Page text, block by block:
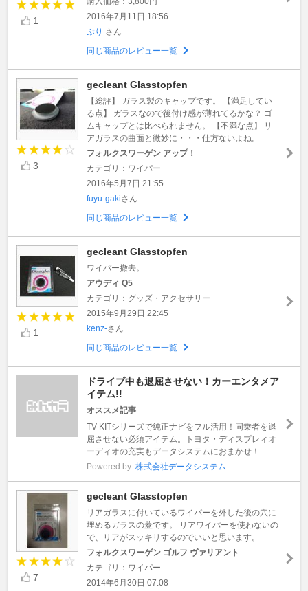
1
2016年7月11日 18:56
ぶり. さん
同じ商品のレビュー一覧
3
gecleant Glasstopfen
【総評】 ガラス製のキャップです。 【満足してい
る点】 ガラスなので後付け感が薄れてるかな？ ゴ
ムキャップとは比べられません。 【不満な点】 リ
アガラスの曲面と微妙に・・・仕方ないよね。
フォルクスワーゲン アップ！
カテゴリ：ワイパー
2016年5月7日 21:55
fuyu-gakiさん
同じ商品のレビュー一覧
1
gecleant Glasstopfen
ワイパー撤去。
アウディ Q5
カテゴリ：グッズ・アクセサリー
2015年9月29日 22:45
kenz-さん
同じ商品のレビュー一覧
ドライブ中も退屈させない！カーエンタメア
イテム!!
オススメ記事
TV-KITシリーズで純正ナビをフル活用！同乗者を退
屈させない必須アイテム。トヨタ・ディスプレィオ
ーディオの充実もデータシステムにおまかせ！
Powered by 株式会社データシステム
7
gecleant Glasstopfen
リアガラスに付いているワイパーを外した後の穴に
埋めるガラスの蓋です。 リアワイパーを使わないの
で、リアがスッキリするのでいいと思います。
フォルクスワーゲン ゴルフ ヴァリアント
カテゴリ：ワイパー
2014年6月30日 07:08